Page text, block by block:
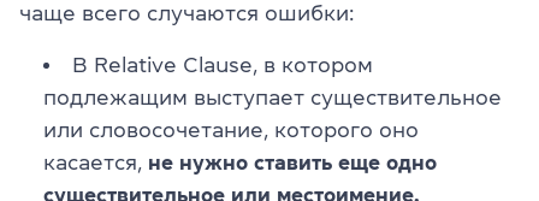
чаще всего случаются ошибки:
В Relative Clause, в котором
подлежащим выступает существительное
или словосочетание, которого оно
касается, не нужно ставить еще одно
существительное или местоимение.